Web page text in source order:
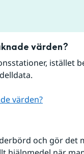
värden?
istället
värden?
och gör det